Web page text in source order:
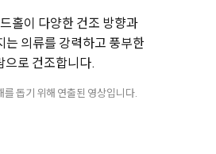
홀이 다양한 건조 방향과
는 의류를 강력하고 풍부한
으로 건조합니다.
를 돕기 위해 연출된 영상입니다.